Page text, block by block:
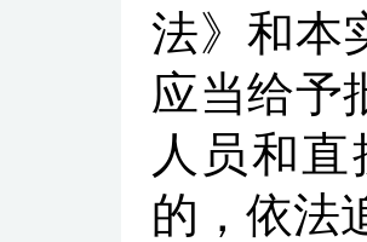
法》和本
应当给予
人员和
的，依法